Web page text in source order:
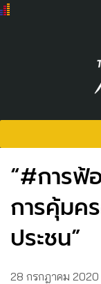
“#การฟ้
การคุ้มค
ประชน”
28 กรกฎาคม 2020